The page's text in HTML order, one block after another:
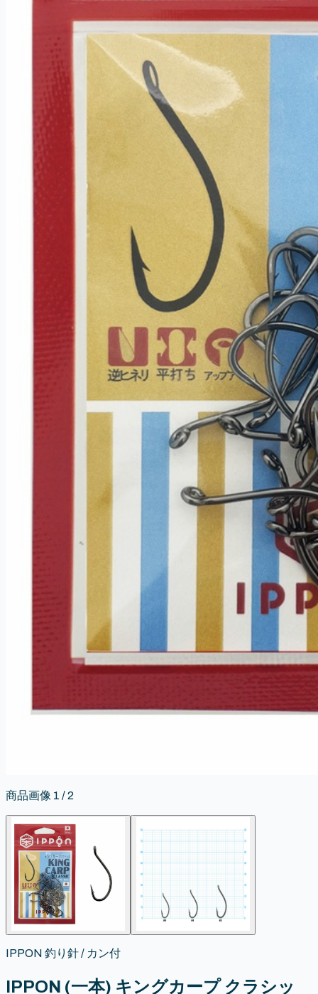
商品画像 1 /2
IPPON 釣り針 / カン付
IPPON (一本) キングカープ クラシッ